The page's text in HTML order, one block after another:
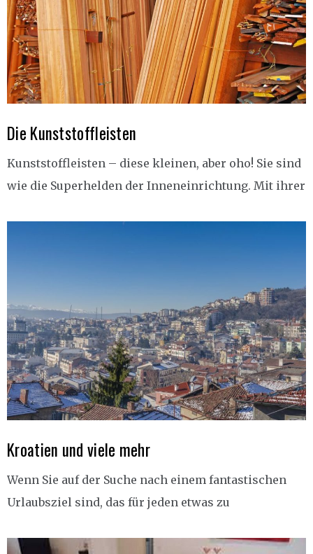
Die Kunststoffleisten
Kunststoffleisten – diese kleinen, aber oho! Sie sind
wie die Superhelden der Inneneinrichtung. Mit ihrer
Kroatien und viele mehr
Wenn Sie auf der Suche nach einem fantastischen
Urlaubsziel sind, das für jeden etwas zu